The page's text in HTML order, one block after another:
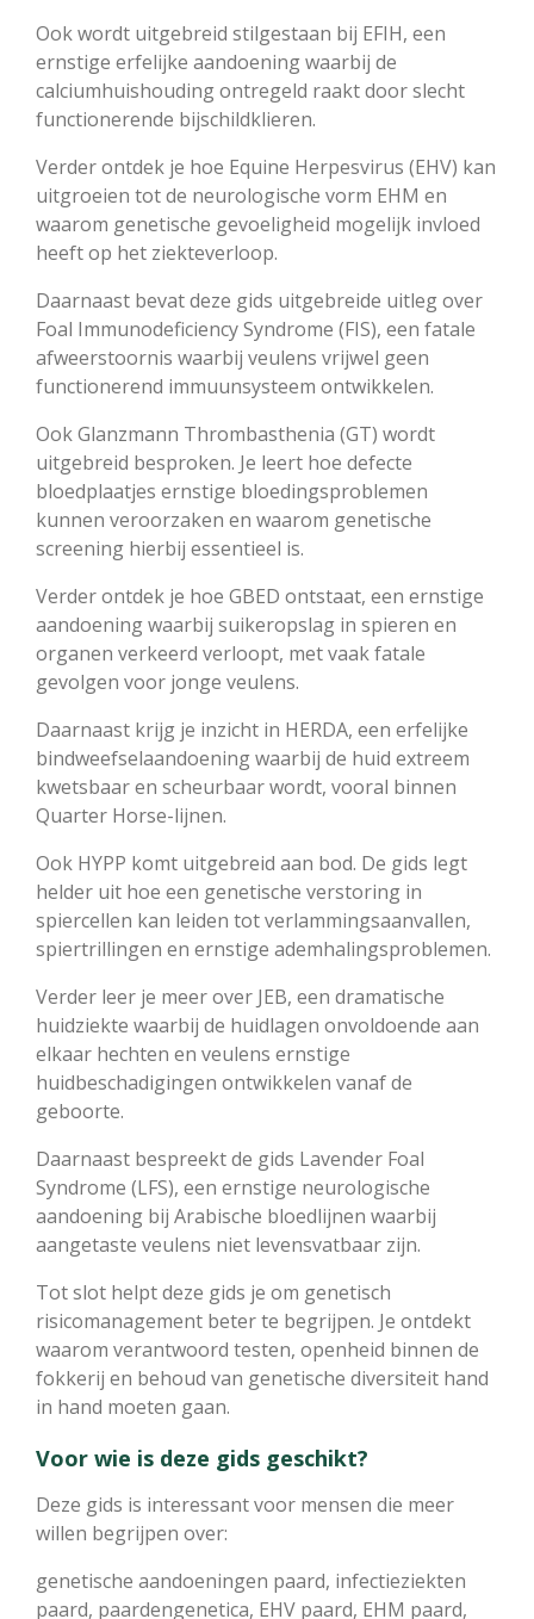
Ook wordt uitgebreid stilgestaan bij EFIH, een
ernstige erfelijke aandoening waarbij de
calciumhuishouding ontregeld raakt door slecht
functionerende bijschildklieren.
Verder ontdek je hoe Equine Herpesvirus (EHV) kan
uitgroeien tot de neurologische vorm EHM en
waarom genetische gevoeligheid mogelijk invloed
heeft op het ziekteverloop.
Daarnaast bevat deze gids uitgebreide uitleg over
Foal Immunodeficiency Syndrome (FIS), een fatale
afweerstoornis waarbij veulens vrijwel geen
functionerend immuunsysteem ontwikkelen.
Ook Glanzmann Thrombasthenia (GT) wordt
uitgebreid besproken. Je leert hoe defecte
bloedplaatjes ernstige bloedingsproblemen
kunnen veroorzaken en waarom genetische
screening hierbij essentieel is.
Verder ontdek je hoe GBED ontstaat, een ernstige
aandoening waarbij suikeropslag in spieren en
organen verkeerd verloopt, met vaak fatale
gevolgen voor jonge veulens.
Daarnaast krijg je inzicht in HERDA, een erfelijke
bindweefselaandoening waarbij de huid extreem
kwetsbaar en scheurbaar wordt, vooral binnen
Quarter Horse-lijnen.
Ook HYPP komt uitgebreid aan bod. De gids legt
helder uit hoe een genetische verstoring in
spiercellen kan leiden tot verlammingsaanvallen,
spiertrillingen en ernstige ademhalingsproblemen.
Verder leer je meer over JEB, een dramatische
huidziekte waarbij de huidlagen onvoldoende aan
elkaar hechten en veulens ernstige
huidbeschadigingen ontwikkelen vanaf de
geboorte.
Daarnaast bespreekt de gids Lavender Foal
Syndrome (LFS), een ernstige neurologische
aandoening bij Arabische bloedlijnen waarbij
aangetaste veulens niet levensvatbaar zijn.
Tot slot helpt deze gids je om genetisch
risicomanagement beter te begrijpen. Je ontdekt
waarom verantwoord testen, openheid binnen de
fokkerij en behoud van genetische diversiteit hand
in hand moeten gaan.
Voor wie is deze gids geschikt?
Deze gids is interessant voor mensen die meer
willen begrijpen over:
genetische aandoeningen paard, infectieziekten
paard, paardengenetica, EHV paard, EHM paard,